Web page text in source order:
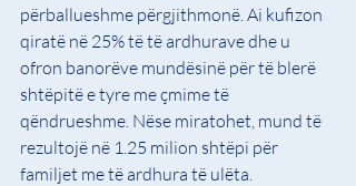
përballueshme përgjithmonë. Ai kufizon
qiratë në 25% të të ardhurave dhe u
ofron banorëve mundësinë për të blerë
shtëpitë e tyre me çmime të
qëndrueshme. Nëse miratohet, mund të
rezultojë në 1.25 milion shtëpi për
familjet me të ardhura të ulëta.